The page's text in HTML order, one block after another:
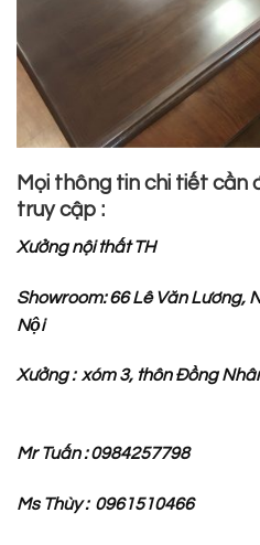
Mọi thông tin chi tiết cần
truy cập :
Xưởng nội thất TH
Showroom: 66 Lê Văn Lương,
Nội
Xưởng : xóm 3, thôn
Mr Tuấn : 0984257798
Ms Thùy : 0961510466